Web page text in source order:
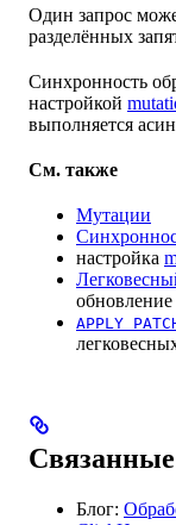
Один запрос
разделённых
Синхронность
настройкой
выполняется
См. также
Мутации
настройка
обновление
APPLY
Блог: